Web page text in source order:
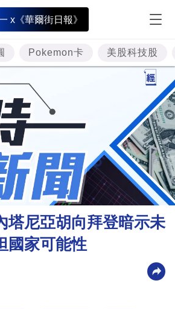
x《華爾街日報》
Pokemon卡 美股科技股
塔尼亞胡向拜登暗示未
國家可能性